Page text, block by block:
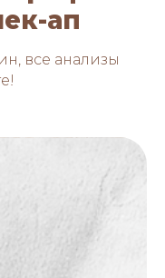
ап
все анализы